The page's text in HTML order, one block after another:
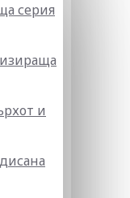
серия
и